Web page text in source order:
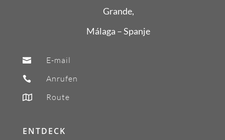
Grande,
Málaga – Spanje
 E-mail
 Anrufen
 Route
ENTDECK